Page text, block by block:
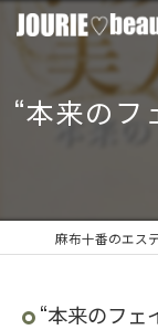
“本来のフ
“本来のフェ